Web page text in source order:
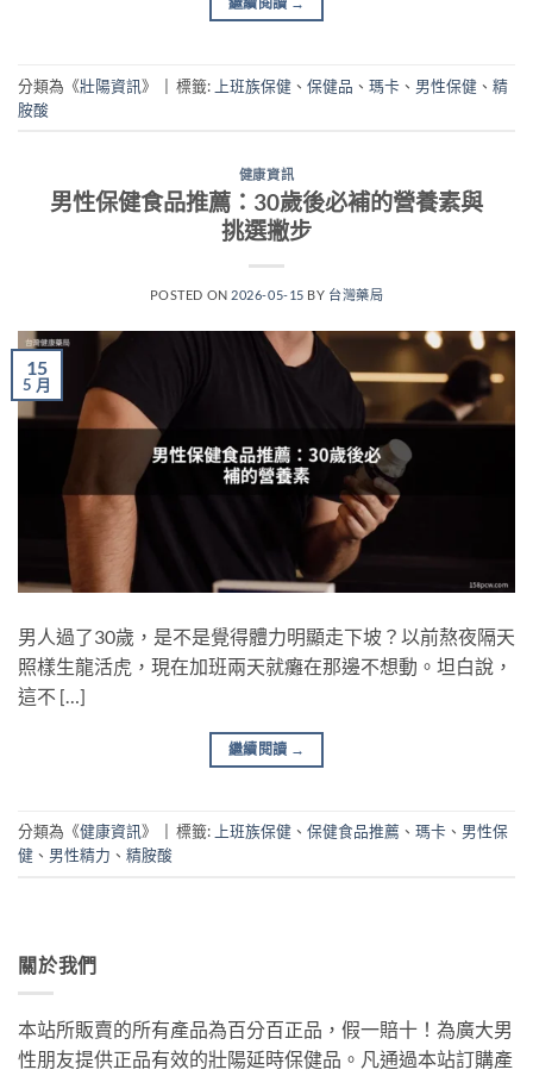
分類為《壯陽資訊》 標籤: 上班族保健 、 保健品 、 瑪卡 、 男性保健 、 精
胺酸
健康資訊
男性保健食品推薦：30歲後必補的營養素與
挑選撇步
POSTED ON 2026-05-15 BY 台灣藥局
15
5 月
男人過了30歲，是不是覺得體力明顯走下坡？以前熬夜隔天
照樣生龍活虎，現在加班兩天就癱在那邊不想動。坦白說，
這不 […]
繼續閱讀 →
分類為《健康資訊》 標籤: 上班族保健 、 保健食品推薦 、 瑪卡 、 男性保
健 、 男性精力 、 精胺酸
關於我們
本站所販賣的所有產品為百分百正品，假一賠十！為廣大男
性朋友提供正品有效的壯陽延時保健品。凡通過本站訂購產